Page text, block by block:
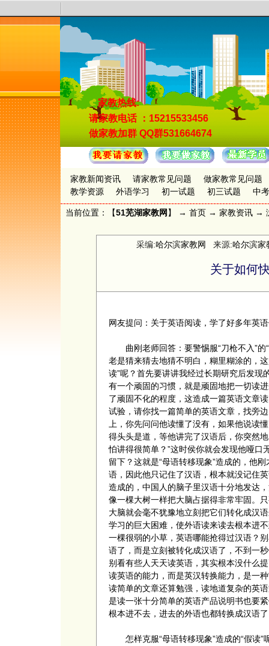
家教热线:
请家教电话 ：15215533456
做家教加群 QQ群531664674
家教新闻资讯 请家教常见问题
做家教常见问题
教学资源
外语学习 初一试题 初三试题 中
当前位置：【51芜湖家教网 】 → 首页 → 家教资讯 →
采编:哈尔滨家教网 来源:哈尔滨家
关于如何
网友提问：关于英语阅读，学了好多年英
曲刚老师回答：要警惕服“刀枪不入”的
老是猜来猜去地猜不明白，糊里糊涂的，
读”呢？首先要讲讲我经过长期研究后发现
有一个顽固的习惯，就是顽固地把一切读
了顽固不化的程度，这造成一篇英语文章
试验，请你找一篇简单的英语文章，找旁
上，你先问问他读懂了没有，如果他说读
得头头是道，等他讲完了汉语后，你突然
怕讲得很简单？”这时侯你就会发现他哑
留下？这就是“母语转移现象”造成的，他
语，因此他只记住了汉语，根本就没记住
造成的，中国人的脑子里汉语十分地发达
像一棵大树一样把大脑占据得非常牢固。
大脑就会毫不犹豫地立刻把它们转化成汉
学习的巨大困难，使外语读来读去根本进
一棵很弱的小草，英语哪能抢得过汉语？
语了，而是立刻被转化成汉语了，不到一
别看有些人天天读英语，其实根本没什么
读英语的能力，而是英汉转换能力，是一
读简单的文章还算勉强，读地道复杂的英
是读一张十分简单的英语产品说明书也要
根本进不去，进去的外语也都转换成汉语
怎样克服“母语转移现象”造成的“假读”